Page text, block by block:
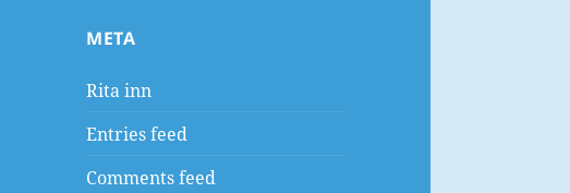
META
Rita inn
Entries feed
Comments feed